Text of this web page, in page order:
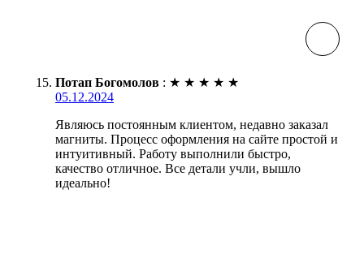
Потап Богомолов : ★ ★ ★ ★ ★
05.12.2024
Являюсь постоянным клиентом, недавно заказал
магниты. Процесс оформления на сайте простой и
интуитивный. Работу выполнили быстро,
качество отличное. Все детали учли, вышло
идеально!